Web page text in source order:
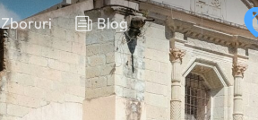
Zboruri Blog